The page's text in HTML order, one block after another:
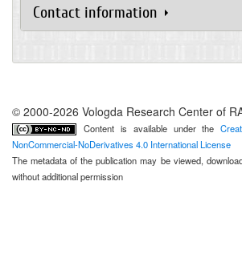
Contact information
© 2000-2026 Vologda Research Center of
Content is available under the
NonCommercial-NoDerivatives 4.0 International License
The metadata of the publication may be viewed,
without additional permission